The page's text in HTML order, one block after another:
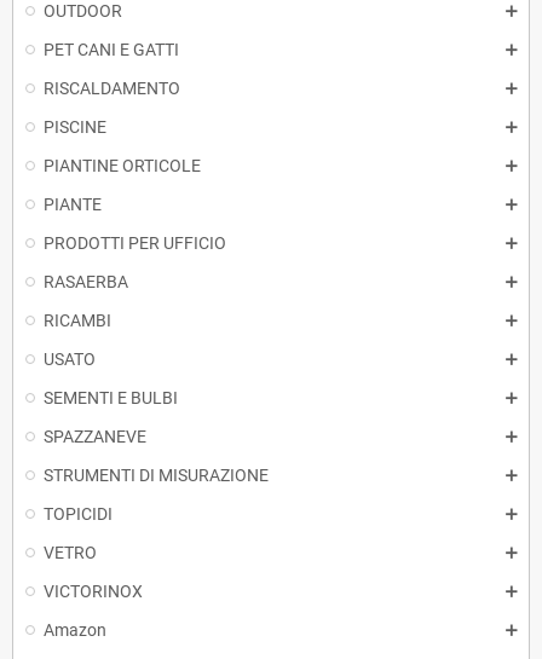
OUTDOOR
PET CANI E GATTI
RISCALDAMENTO
PISCINE
PIANTINE ORTICOLE
PIANTE
PRODOTTI PER UFFICIO
RASAERBA
RICAMBI
USATO
SEMENTI E BULBI
SPAZZANEVE
STRUMENTI DI MISURAZIONE
TOPICIDI
VETRO
VICTORINOX
Amazon